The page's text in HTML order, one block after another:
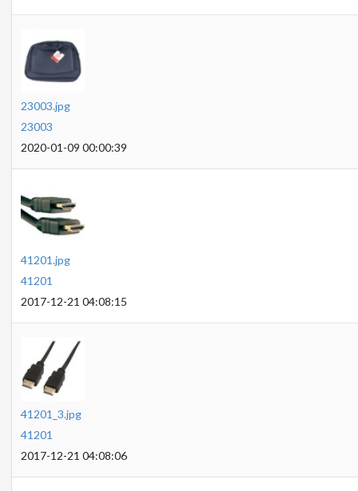
23003.jpg
23003
2020-01-09 00:00:39
41201.jpg
41201
2017-12-21 04:08:15
41201_3.jpg
41201
2017-12-21 04:08:06